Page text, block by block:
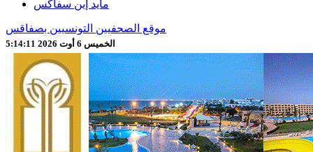
مايد إين سفاكس
موقع الصحفيين التونسيين بصفاقس
الخميس 6 أوت 2026 5:14:13